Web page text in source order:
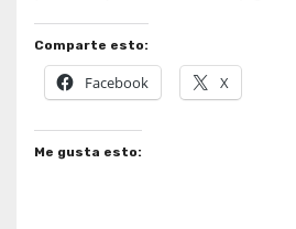
Comparte esto:
Facebook X
Me gusta esto: